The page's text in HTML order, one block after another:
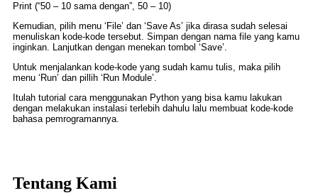
Print (“50 – 10 sama dengan”, 50 – 10)
Kemudian, pilih menu ‘File’ dan ‘Save As’ jika dirasa sudah selesai
menuliskan kode-kode tersebut. Simpan dengan nama file yang kamu
inginkan. Lanjutkan dengan menekan tombol ‘Save’.
Untuk menjalankan kode-kode yang sudah kamu tulis, maka pilih
menu ‘Run’ dan pillih ‘Run Module’.
Itulah tutorial cara menggunakan Python yang bisa kamu lakukan
dengan melakukan instalasi terlebih dahulu lalu membuat kode-kode
bahasa pemrogramannya.
Tentang Kami